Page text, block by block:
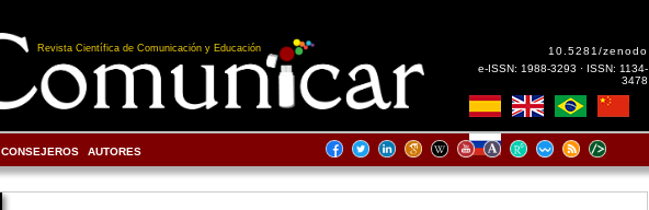
Revista Científica de Comunicación y Educación
10.5281/zenodo
e-ISSN: 1988-3293 · ISSN: 1134-
3478
CONSEJEROS AUTORES